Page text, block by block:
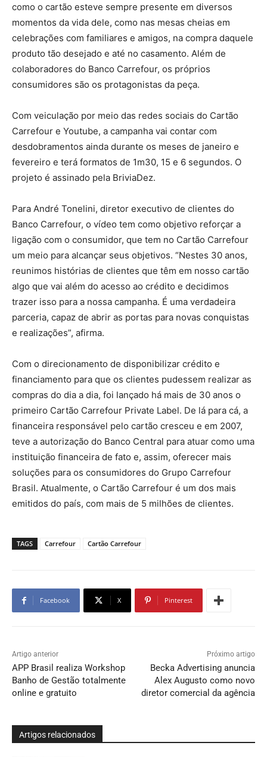
como o cartão esteve sempre presente em diversos
momentos da vida dele, como nas mesas cheias em
celebrações com familiares e amigos, na compra daquele
produto tão desejado e até no casamento. Além de
colaboradores do Banco Carrefour, os próprios
consumidores são os protagonistas da peça.
Com veiculação por meio das redes sociais do Cartão
Carrefour e Youtube, a campanha vai contar com
desdobramentos ainda durante os meses de janeiro e
fevereiro e terá formatos de 1m30, 15 e 6 segundos. O
projeto é assinado pela BriviaDez.
Para André Tonelini, diretor executivo de clientes do
Banco Carrefour, o vídeo tem como objetivo reforçar a
ligação com o consumidor, que tem no Cartão Carrefour
um meio para alcançar seus objetivos. “Nestes 30 anos,
reunimos histórias de clientes que têm em nosso cartão
algo que vai além do acesso ao crédito e decidimos
trazer isso para a nossa campanha. É uma verdadeira
parceria, capaz de abrir as portas para novas conquistas
e realizações”, afirma.
Com o direcionamento de disponibilizar crédito e
financiamento para que os clientes pudessem realizar as
compras do dia a dia, foi lançado há mais de 30 anos o
primeiro Cartão Carrefour Private Label. De lá para cá, a
financeira responsável pelo cartão cresceu e em 2007,
teve a autorização do Banco Central para atuar como uma
instituição financeira de fato e, assim, oferecer mais
soluções para os consumidores do Grupo Carrefour
Brasil. Atualmente, o Cartão Carrefour é um dos mais
emitidos do país, com mais de 5 milhões de clientes.
TAGS Carrefour Cartão Carrefour
Facebook X Pinterest
Artigo anterior
APP Brasil realiza Workshop
Banho de Gestão totalmente
online e gratuito
Próximo artigo
Becka Advertising anuncia
Alex Augusto como novo
diretor comercial da agência
Artigos relacionados